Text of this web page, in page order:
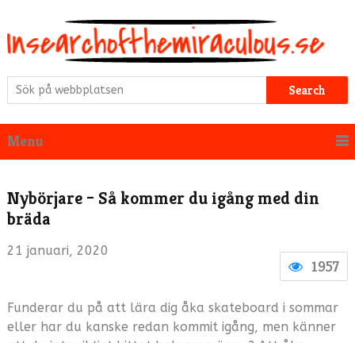
Search
Menu
Nybörjare – Så kommer du igång med din
bräda
1957
21 januari, 2020
Funderar du på att lära dig åka skateboard i sommar
eller har du kanske redan kommit igång, men känner